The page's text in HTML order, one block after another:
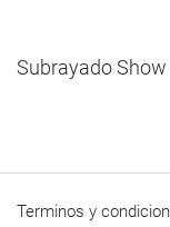
Subrayado Show
Terminos y